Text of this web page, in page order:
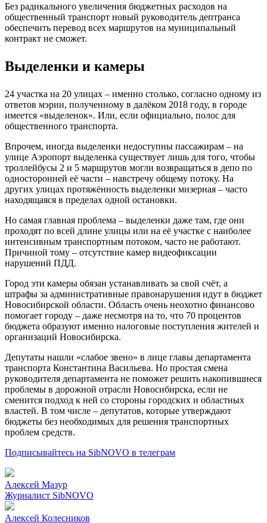
Без радикального увеличения бюджетных расходов на
общественный транспорт новый руководитель дептранса
обеспечить перевод всех маршрутов на муниципальный
контракт не сможет.
Выделенки и камеры
24 участка на 20 улицах – именно столько, согласно одному из
ответов мэрии, полученному в далёком 2018 году, в городе
имеется «выделенок». Или, если официально, полос для
общественного транспорта.
Впрочем, иногда выделенки недоступны пассажирам – на
улице Аэропорт выделенка существует лишь для того, чтобы
троллейбусы 2 и 5 маршрутов могли возвращаться в депо по
односторонней её части – навстречу общему потоку. На
других улицах протяжённость выделенки мизерная – часто
находящаяся в пределах одной остановки.
Но самая главная проблема – выделенки даже там, где они
проходят по всей длине улицы или на её участке с наиболее
интенсивным транспортным потоком, часто не работают.
Причиной тому – отсутствие камер видеофиксации
нарушений ПДД.
Город эти камеры обязан устанавливать за свой счёт, а
штрафы за административные правонарушения идут в бюджет
Новосибирской области. Область очень неохотно финансово
помогает городу – даже несмотря на то, что 70 процентов
бюджета образуют именно налоговые поступления жителей и
организаций Новосибирска.
Депутаты нашли «слабое звено» в лице главы департамента
транспорта Константина Васильева. Но простая смена
руководителя департамента не поможет решить накопившиеся
проблемы в дорожной отрасли Новосибирска, если не
сменится подход к ней со стороны городских и областных
властей. В том числе – депутатов, которые утверждают
бюджеты без необходимых для решения транспортных
проблем средств.
Подписывайтесь на SibNOVO в телеграм
Алексей Мазур
Журналист SibNOVO
Алексей Колесников